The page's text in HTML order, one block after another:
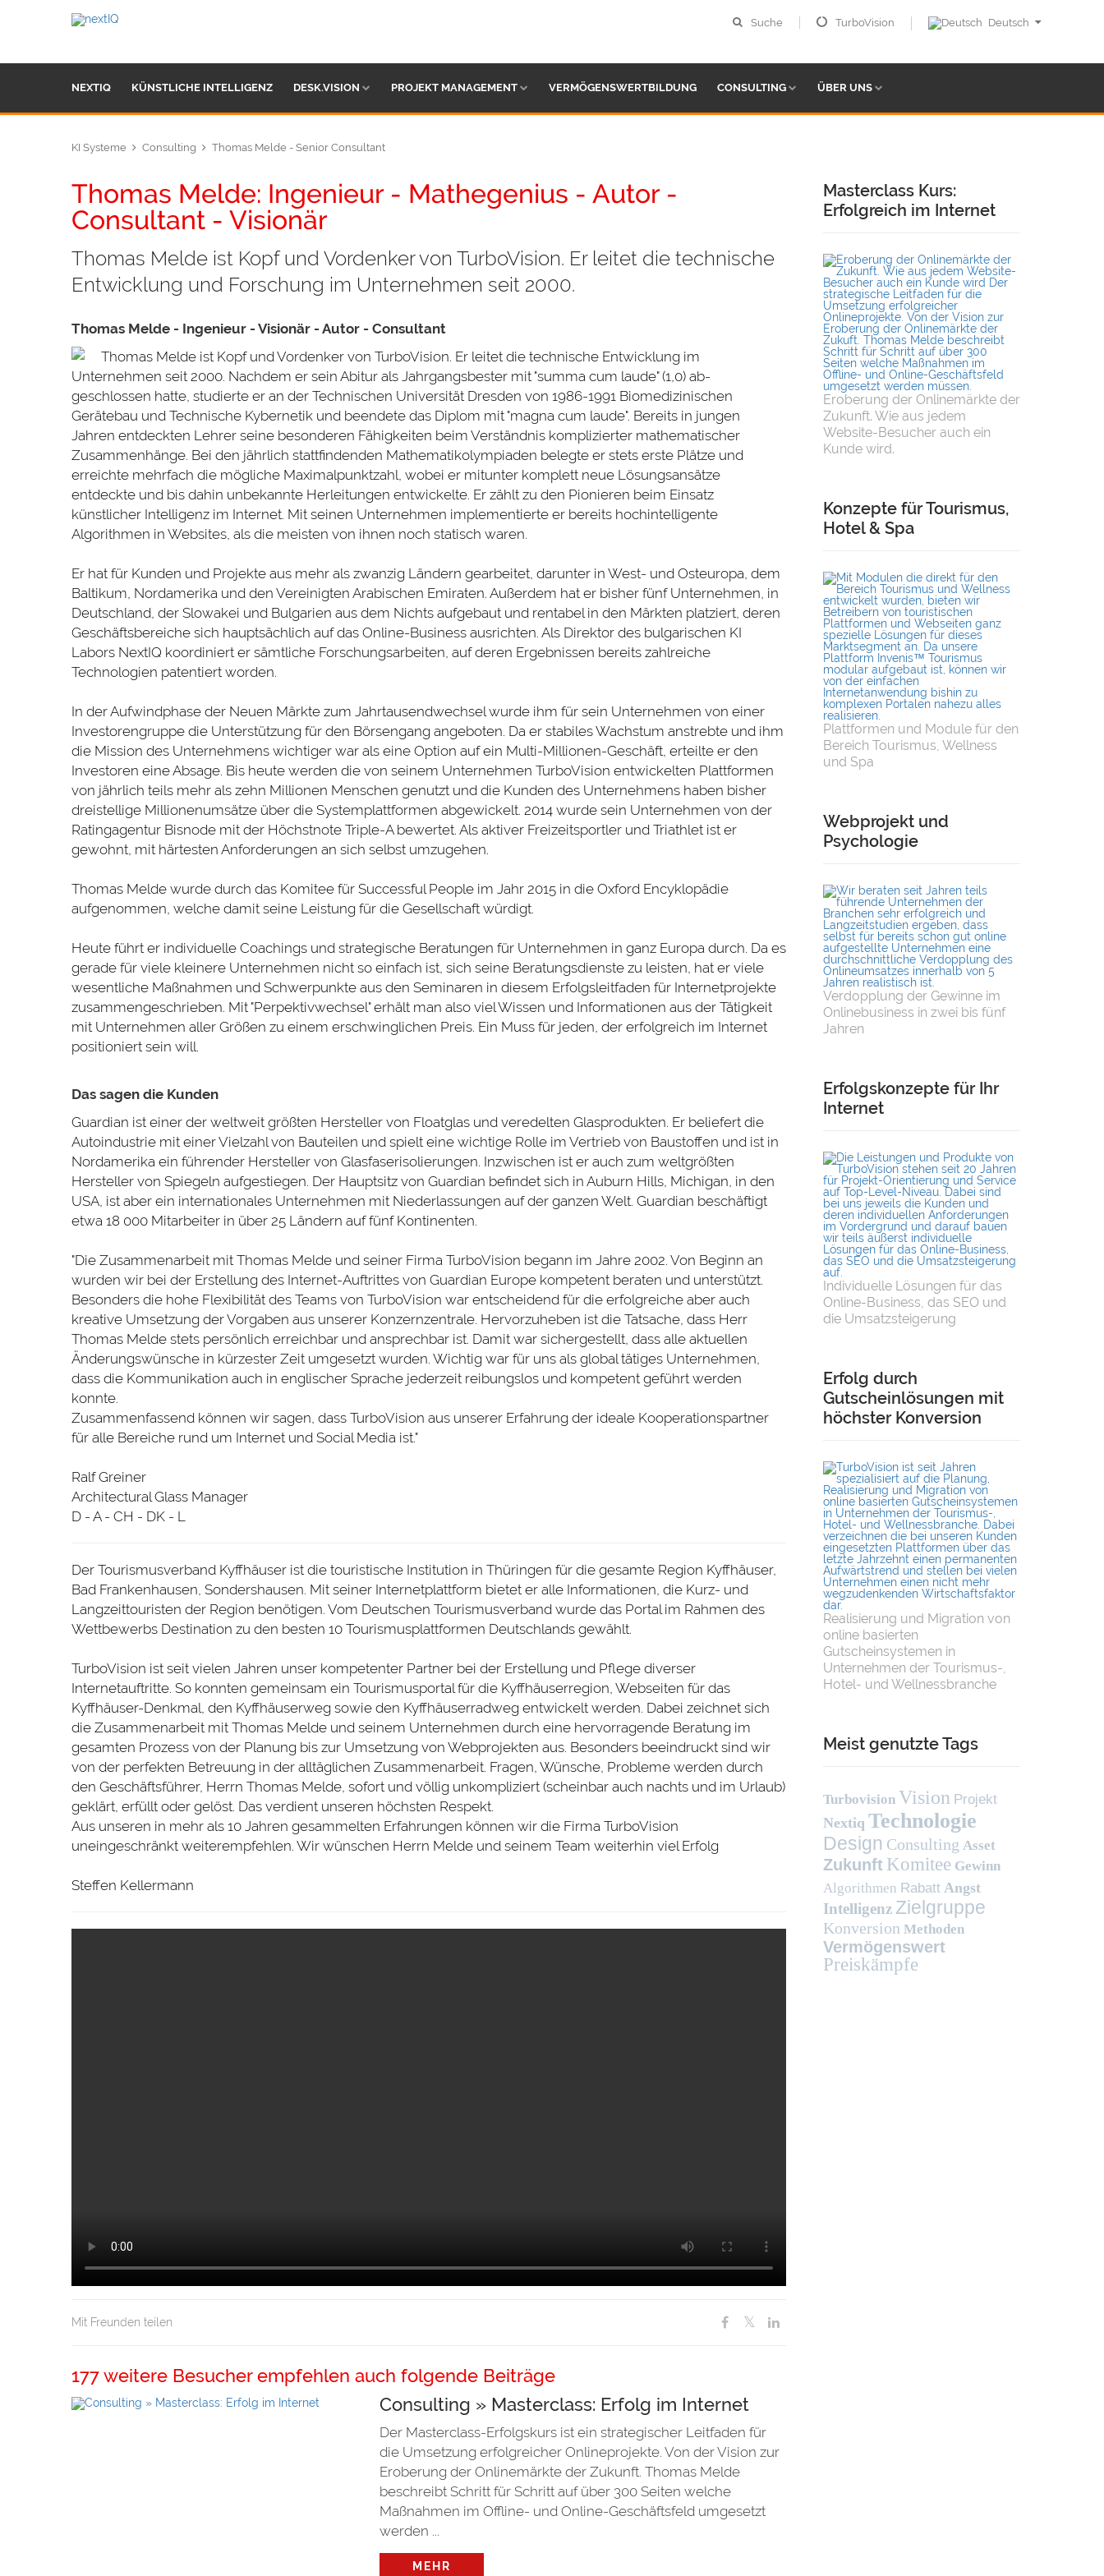
Suche TurboVision Deutsch
NEXTIQ KÜNSTLICHE INTELLIGENZ DESK.VISION PROJEKT MANAGEMENT VERMÖGENSWERTBILDUNG CONSULTING ÜBER UNS
KI Systeme Consulting Thomas Melde - Senior Consultant
Thomas Melde: Ingenieur - Mathegenius - Autor -
Consultant - Visionär
Thomas Melde ist Kopf und Vordenker von TurboVision. Er leitet die technische
Entwicklung und Forschung im Unternehmen seit 2000.
Thomas Melde - Ingenieur - Visionär - Autor - Consultant
Thomas Melde ist Kopf und Vordenker von TurboVision. Er leitet die technische Entwicklung im
Unternehmen seit 2000. Nachdem er sein Abitur als Jahrgangsbester mit "summa cum laude" (1,0) ab-
geschlossen hatte, studierte er an der Technischen Universität Dresden von 1986-1991 Biomedizinischen
Gerätebau und Technische Kybernetik und beendete das Diplom mit "magna cum laude". Bereits in jungen
Jahren entdeckten Lehrer seine besonderen Fähigkeiten beim Verständnis komplizierter mathematischer
Zusammenhänge. Bei den jährlich stattfindenden Mathematikolympiaden belegte er stets erste Plätze und
erreichte mehrfach die mögliche Maximalpunktzahl, wobei er mitunter komplett neue Lösungsansätze
entdeckte und bis dahin unbekannte Herleitungen entwickelte. Er zählt zu den Pionieren beim Einsatz
künstlicher Intelligenz im Internet. Mit seinen Unternehmen implementierte er bereits hochintelligente
Algorithmen in Websites, als die meisten von ihnen noch statisch waren.
Er hat für Kunden und Projekte aus mehr als zwanzig Ländern gearbeitet, darunter in West- und Osteuropa, dem
Baltikum, Nordamerika und den Vereinigten Arabischen Emiraten. Außerdem hat er bisher fünf Unternehmen, in
Deutschland, der Slowakei und Bulgarien aus dem Nichts aufgebaut und rentabel in den Märkten platziert, deren
Geschäftsbereiche sich hauptsächlich auf das Online-Business ausrichten. Als Direktor des bulgarischen KI
Labors NextIQ koordiniert er sämtliche Forschungsarbeiten, auf deren Ergebnissen bereits zahlreiche
Technologien patentiert worden.
In der Aufwindphase der Neuen Märkte zum Jahrtausendwechsel wurde ihm für sein Unternehmen von einer
Investorengruppe die Unterstützung für den Börsengang angeboten. Da er stabiles Wachstum anstrebte und ihm
die Mission des Unternehmens wichtiger war als eine Option auf ein Multi-Millionen-Geschäft, erteilte er den
Investoren eine Absage. Bis heute werden die von seinem Unternehmen TurboVision entwickelten Plattformen
von jährlich teils mehr als zehn Millionen Menschen genutzt und die Kunden des Unternehmens haben bisher
dreistellige Millionenumsätze über die Systemplattformen abgewickelt. 2014 wurde sein Unternehmen von der
Ratingagentur Bisnode mit der Höchstnote Triple-A bewertet. Als aktiver Freizeitsportler und Triathlet ist er
gewohnt, mit härtesten Anforderungen an sich selbst umzugehen.
Thomas Melde wurde durch das Komitee für Successful People im Jahr 2015 in die Oxford Encyklopädie
aufgenommen, welche damit seine Leistung für die Gesellschaft würdigt.
Heute führt er individuelle Coachings und strategische Beratungen für Unternehmen in ganz Europa durch. Da es
gerade für viele kleinere Unternehmen nicht so einfach ist, sich seine Beratungsdienste zu leisten, hat er viele
wesentliche Maßnahmen und Schwerpunkte aus den Seminaren in diesem Erfolgsleitfaden für Internetprojekte
zusammengeschrieben. Mit "Perpektivwechsel" erhält man also viel Wissen und Informationen aus der Tätigkeit
mit Unternehmen aller Größen zu einem erschwinglichen Preis. Ein Muss für jeden, der erfolgreich im Internet
positioniert sein will.
Das sagen die Kunden
Guardian ist einer der weltweit größten Hersteller von Floatglas und veredelten Glasprodukten. Er beliefert die
Autoindustrie mit einer Vielzahl von Bauteilen und spielt eine wichtige Rolle im Vertrieb von Baustoffen und ist in
Nordamerika ein führender Hersteller von Glasfaserisolierungen. Inzwischen ist er auch zum weltgrößten
Hersteller von Spiegeln aufgestiegen. Der Hauptsitz von Guardian befindet sich in Auburn Hills, Michigan, in den
USA, ist aber ein internationales Unternehmen mit Niederlassungen auf der ganzen Welt. Guardian beschäftigt
etwa 18 000 Mitarbeiter in über 25 Ländern auf fünf Kontinenten.
"Die Zusammenarbeit mit Thomas Melde und seiner Firma TurboVision begann im Jahre 2002. Von Beginn an
wurden wir bei der Erstellung des Internet-Auftrittes von Guardian Europe kompetent beraten und unterstützt.
Besonders die hohe Flexibilität des Teams von TurboVision war entscheidend für die erfolgreiche aber auch
kreative Umsetzung der Vorgaben aus unserer Konzernzentrale. Hervorzuheben ist die Tatsache, dass Herr
Thomas Melde stets persönlich erreichbar und ansprechbar ist. Damit war sichergestellt, dass alle aktuellen
Änderungswünsche in kürzester Zeit umgesetzt wurden. Wichtig war für uns als global tätiges Unternehmen,
dass die Kommunikation auch in englischer Sprache jederzeit reibungslos und kompetent geführt werden
konnte.
Zusammenfassend können wir sagen, dass TurboVision aus unserer Erfahrung der ideale Kooperationspartner
für alle Bereiche rund um Internet und Social Media ist."
Ralf Greiner
Architectural Glass Manager
D - A - CH - DK - L
Der Tourismusverband Kyffhäuser ist die touristische Institution in Thüringen für die gesamte Region Kyffhäuser,
Bad Frankenhausen, Sondershausen. Mit seiner Internetplattform bietet er alle Informationen, die Kurz- und
Langzeittouristen der Region benötigen. Vom Deutschen Tourismusverband wurde das Portal im Rahmen des
Wettbewerbs Destination zu den besten 10 Tourismusplattformen Deutschlands gewählt.
TurboVision ist seit vielen Jahren unser kompetenter Partner bei der Erstellung und Pflege diverser
Internetauftritte. So konnten gemeinsam ein Tourismusportal für die Kyffhäuserregion, Webseiten für das
Kyffhäuser-Denkmal, den Kyffhäuserweg sowie den Kyffhäuserradweg entwickelt werden. Dabei zeichnet sich
die Zusammenarbeit mit Thomas Melde und seinem Unternehmen durch eine hervorragende Beratung im
gesamten Prozess von der Planung bis zur Umsetzung von Webprojekten aus. Besonders beeindruckt sind wir
von der perfekten Betreuung in der alltäglichen Zusammenarbeit. Fragen, Wünsche, Probleme werden durch
den Geschäftsführer, Herrn Thomas Melde, sofort und völlig unkompliziert (scheinbar auch nachts und im Urlaub)
geklärt, erfüllt oder gelöst. Das verdient unseren höchsten Respekt.
Aus unseren in mehr als 10 Jahren gesammelten Erfahrungen können wir die Firma TurboVision
uneingeschränkt weiterempfehlen. Wir wünschen Herrn Melde und seinem Team weiterhin viel Erfolg
Steffen Kellermann
Mit Freunden teilen
177 weitere Besucher empfehlen auch folgende Beiträge
Consulting » Masterclass: Erfolg im Internet
Der Masterclass-Erfolgskurs ist ein strategischer Leitfaden für
die Umsetzung erfolgreicher Onlineprojekte. Von der Vision zur
Eroberung der Onlinemärkte der Zukunft. Thomas Melde
beschreibt Schritt für Schritt auf über 300 Seiten welche
Maßnahmen im Offline- und Online-Geschäftsfeld umgesetzt
werden ...
MEHR
Masterclass Kurs:
Erfolgreich im Internet
Eroberung der Onlinemärkte der
Zukunft. Wie aus jedem
Website-Besucher auch ein
Kunde wird.
Konzepte für Tourismus,
Hotel & Spa
Plattformen und Module für den
Bereich Tourismus, Wellness
und Spa
Webprojekt und
Psychologie
Verdopplung der Gewinne im
Onlinebusiness in zwei bis fünf
Jahren
Erfolgskonzepte für Ihr
Internet
Individuelle Lösungen für das
Online-Business, das SEO und
die Umsatzsteigerung
Erfolg durch
Gutscheinlösungen mit
höchster Konversion
Realisierung und Migration von
online basierten
Gutscheinsystemen in
Unternehmen der Tourismus-,
Hotel- und Wellnessbranche
Meist genutzte Tags
Turbovision Vision Projekt
Nextiq Technologie
Design Consulting Asset
Zukunft Komitee Gewinn
Algorithmen Rabatt Angst
Intelligenz Zielgruppe
Konversion Methoden
Vermögenswert
Preiskämpfe